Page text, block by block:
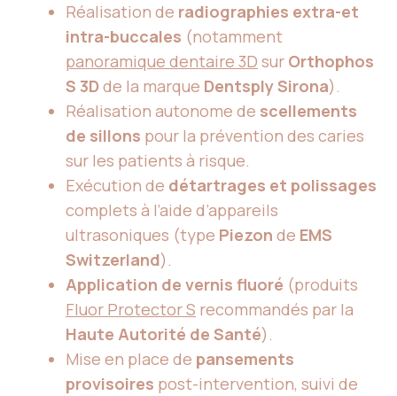
Réalisation de radiographies extra-et
intra-buccales (notamment
panoramique dentaire 3D sur Orthophos
S 3Dde la marque Dentsply Sirona).
Réalisation autonome de scellements
de sillons pour la prévention des caries
sur les patients à risque.
Exécution de détartrages et polissages
complets à l’aide d’appareils
ultrasoniques (type Piezon de EMS
Switzerland).
Application de vernis fluoré (produits
Fluor Protector S recommandés par la
Haute Autorité de Santé).
Mise en place de pansements
provisoires post-intervention, suivi de